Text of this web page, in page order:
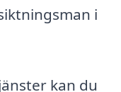
i
kan du